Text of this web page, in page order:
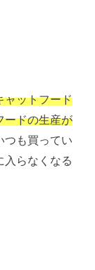
ャットフード
ードの生産が
つも買ってい
入らなくなる